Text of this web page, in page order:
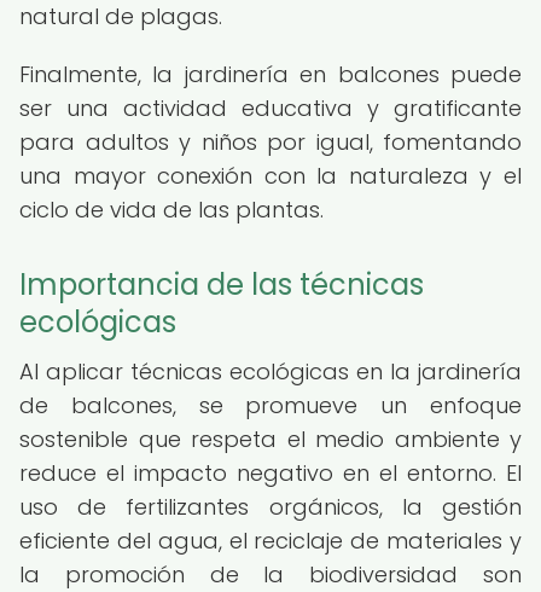
natural de plagas.
Finalmente, la jardinería en balcones puede
ser una actividad educativa y gratificante
para adultos y niños por igual, fomentando
una mayor conexión con la naturaleza y el
ciclo de vida de las plantas.
Importancia de las técnicas
ecológicas
Al aplicar técnicas ecológicas en la jardinería
de balcones, se promueve un enfoque
sostenible que respeta el medio ambiente y
reduce el impacto negativo en el entorno. El
uso de fertilizantes orgánicos, la gestión
eficiente del agua, el reciclaje de materiales y
la promoción de la biodiversidad son